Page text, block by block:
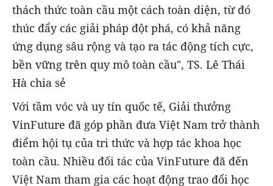
thách thức toàn cầu một cách toàn diện, từ đó
thúc đẩy các giải pháp đột phá, có khả năng
ứng dụng sâu rộng và tạo ra tác động tích cực,
bền vững trên quy mô toàn cầu", TS. Lê Thái
Hà chia sẻ
Với tầm vóc và uy tín quốc tế, Giải thưởng
VinFuture đã góp phần đưa Việt Nam trở thành
điểm hội tụ của tri thức và hợp tác khoa học
toàn cầu. Nhiều đối tác của VinFuture đã đến
Việt Nam tham gia các hoạt động trao đổi học